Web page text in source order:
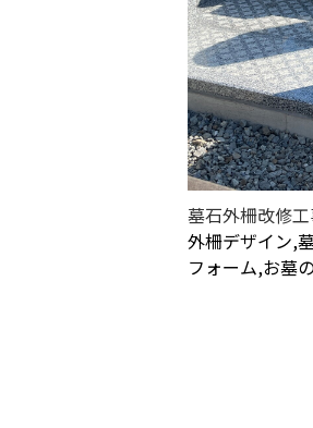
墓石外柵改修工
外柵デザイン,
フォーム,お墓